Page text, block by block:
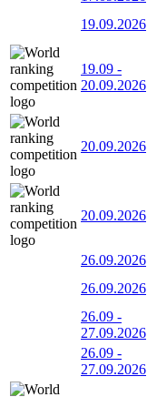
19.09.2026
19.09 -
20.09.2026
20.09.2026
20.09.2026
26.09.2026
26.09.2026
26.09 -
27.09.2026
26.09 -
27.09.2026